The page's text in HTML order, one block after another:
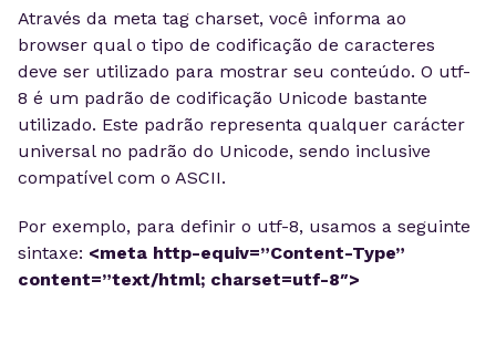
Através da meta tag charset, você informa ao
browser qual o tipo de codificação de caracteres
deve ser utilizado para mostrar seu conteúdo. O utf-
8 é um padrão de codificação Unicode bastante
utilizado. Este padrão representa qualquer carácter
universal no padrão do Unicode, sendo inclusive
compatível com o ASCII.
Por exemplo, para definir o utf-8, usamos a seguinte
sintaxe: <meta http-equiv=”Content-Type”
content=”text/html; charset=utf-8″>